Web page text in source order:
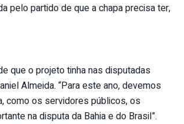
pelo partido de que a chapa precisa ter,
que o projeto tinha nas disputadas
Almeida. “Para este ano, devemos
como os servidores públicos, os
na disputa da Bahia e do Brasil”.